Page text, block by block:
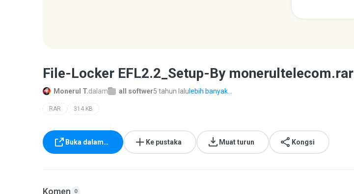
File-Locker EFL2.2_Setup-By monerultelecom.rar
Monerul T.dalam all softwer5 tahun lalu lebih banyak...
RAR 314 KB
Buka dalam… Ke pustaka Muat turun Kongsi
Komen 0